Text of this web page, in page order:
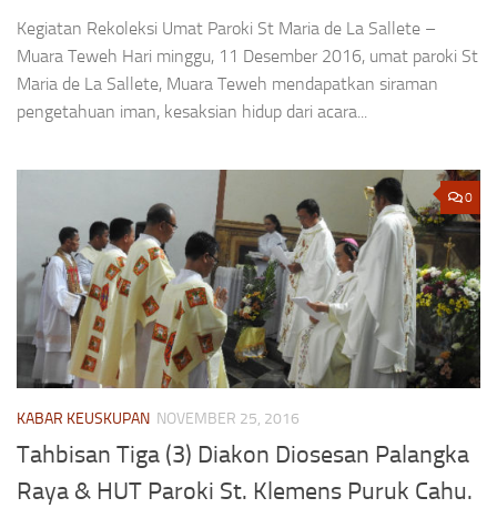
Kegiatan Rekoleksi Umat Paroki St Maria de La Sallete –
Muara Teweh Hari minggu, 11 Desember 2016, umat paroki St
Maria de La Sallete, Muara Teweh mendapatkan siraman
pengetahuan iman, kesaksian hidup dari acara...
0
KABAR KEUSKUPAN NOVEMBER 25, 2016
Tahbisan Tiga (3) Diakon Diosesan Palangka
Raya & HUT Paroki St. Klemens Puruk Cahu.